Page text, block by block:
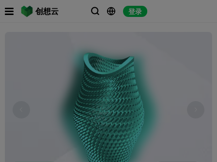
创想云   登录